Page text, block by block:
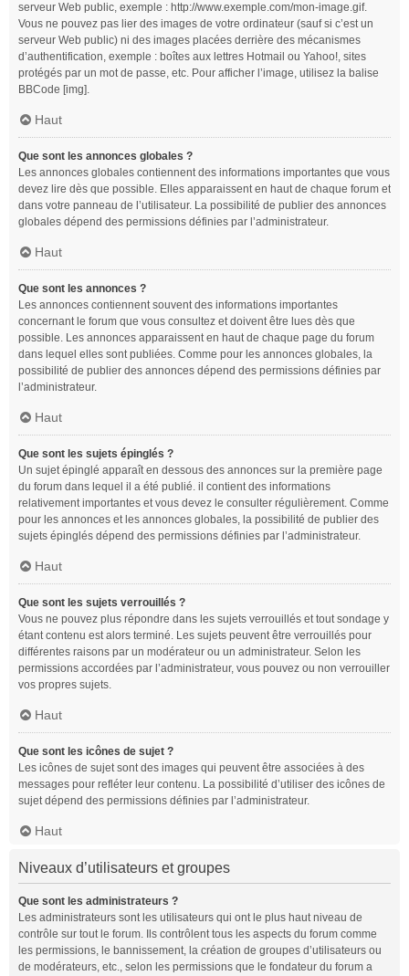
serveur Web public, exemple : http://www.exemple.com/mon-image.gif.
Vous ne pouvez pas lier des images de votre ordinateur (sauf si c’est un
serveur Web public) ni des images placées derrière des mécanismes
d’authentification, exemple : boîtes aux lettres Hotmail ou Yahoo!, sites
protégés par un mot de passe, etc. Pour afficher l’image, utilisez la balise
BBCode [img].
Haut
Que sont les annonces globales ?
Les annonces globales contiennent des informations importantes que vous
devez lire dès que possible. Elles apparaissent en haut de chaque forum et
dans votre panneau de l’utilisateur. La possibilité de publier des annonces
globales dépend des permissions définies par l’administrateur.
Haut
Que sont les annonces ?
Les annonces contiennent souvent des informations importantes
concernant le forum que vous consultez et doivent être lues dès que
possible. Les annonces apparaissent en haut de chaque page du forum
dans lequel elles sont publiées. Comme pour les annonces globales, la
possibilité de publier des annonces dépend des permissions définies par
l’administrateur.
Haut
Que sont les sujets épinglés ?
Un sujet épinglé apparaît en dessous des annonces sur la première page
du forum dans lequel il a été publié. il contient des informations
relativement importantes et vous devez le consulter régulièrement. Comme
pour les annonces et les annonces globales, la possibilité de publier des
sujets épinglés dépend des permissions définies par l’administrateur.
Haut
Que sont les sujets verrouillés ?
Vous ne pouvez plus répondre dans les sujets verrouillés et tout sondage y
étant contenu est alors terminé. Les sujets peuvent être verrouillés pour
différentes raisons par un modérateur ou un administrateur. Selon les
permissions accordées par l’administrateur, vous pouvez ou non verrouiller
vos propres sujets.
Haut
Que sont les icônes de sujet ?
Les icônes de sujet sont des images qui peuvent être associées à des
messages pour refléter leur contenu. La possibilité d’utiliser des icônes de
sujet dépend des permissions définies par l’administrateur.
Haut
Niveaux d’utilisateurs et groupes
Que sont les administrateurs ?
Les administrateurs sont les utilisateurs qui ont le plus haut niveau de
contrôle sur tout le forum. Ils contrôlent tous les aspects du forum comme
les permissions, le bannissement, la création de groupes d’utilisateurs ou
de modérateurs, etc., selon les permissions que le fondateur du forum a